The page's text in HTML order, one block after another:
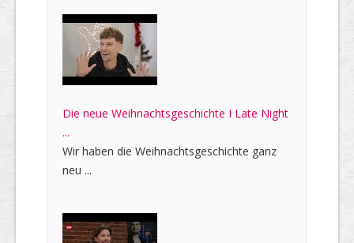
Die neue Weihnachtsgeschichte I Late Night
...
Wir haben die Weihnachtsgeschichte ganz
neu ...